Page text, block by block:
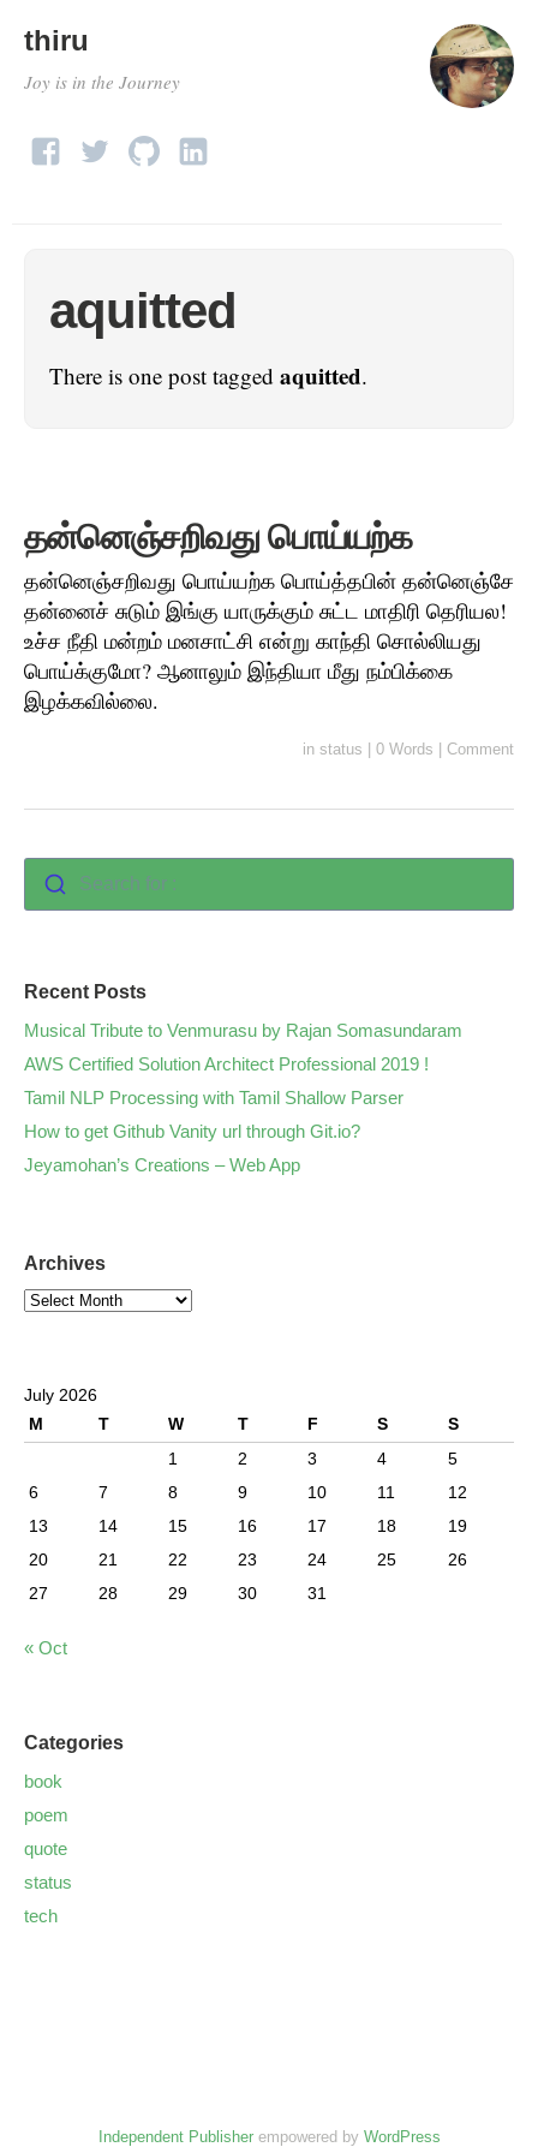
thiru
Joy is in the Journey
aquitted
There is one post tagged aquitted.
தன்னெஞ்சறிவது பொய்யற்க
தன்னெஞ்சறிவது பொய்யற்க பொய்த்தபின் தன்னெஞ்சே
தன்னைச் சுடும் இங்கு யாருக்கும் சுட்ட மாதிரி தெரியல!
உச்ச நீதி மன்றம் மனசாட்சி என்று காந்தி சொல்லியது
பொய்க்குமோ? ஆனாலும் இந்தியா மீது நம்பிக்கை
இழக்கவில்லை.
in status 0 Words Comment
Search for :
Recent Posts
Musical Tribute to Venmurasu by Rajan Somasundaram
AWS Certified Solution Architect Professional 2019 !
Tamil NLP Processing with Tamil Shallow Parser
How to get Github Vanity url through Git.io?
Jeyamohan’s Creations – Web App
Archives
July 2026
M
T W T F S
S
1
2 3 4
5
6
7 8 9 10 11
12
13
14 15 16 17 18
19
20
21 22 23 24 25
26
27
28 29 30 31
« Oct
Categories
book
poem
quote
status
tech
Independent Publisherempowered by WordPress